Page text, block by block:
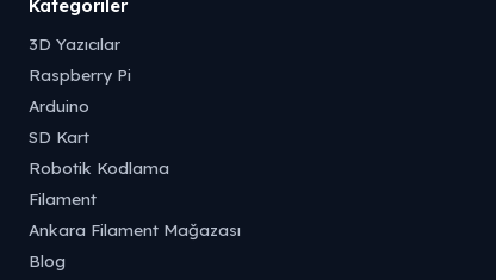
Kategoriler
3D Yazıcılar
Raspberry Pi
Arduino
SD Kart
Robotik Kodlama
Filament
Ankara Filament Mağazası
Blog